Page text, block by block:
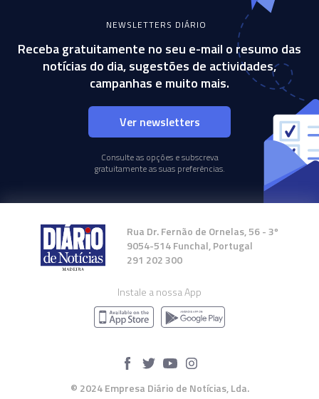
NEWSLETTERS DIÁRIO
Receba gratuitamente no seu e-mail o resumo das
notícias do dia, sugestões de actividades,
campanhas e muito mais.
Ver newsletters
Consulte as opções e subscreva
gratuitamente as suas preferências.
Rua Dr. Fernão de Ornelas, 56 - 3º
9054-514 Funchal, Portugal
291 202 300
Instale a nossa App
© 2024 Empresa Diário de Notícias, Lda.